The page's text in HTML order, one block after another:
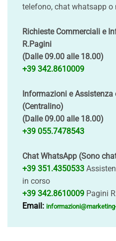
telefono, chat whatsapp o
Richieste Commerciali e
R.Pagini
(Dalle 09.00 alle 18.00)
+39 342.8610009
Informazioni e
(Centralino)
(Dalle 09.00 alle 18.00)
+39 055.7478543
Chat WhatsApp (Sono
+39 351.4350533
in corso
+39 342.8610009 Pagini
Email: